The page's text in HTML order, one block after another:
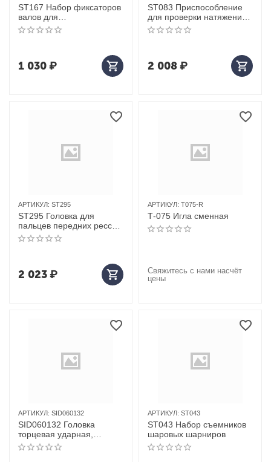
ST167 Набор фиксаторов
валов для
FORD/MAZDA/VOLVO
1 030₽
ST083 Приспособление
для проверки натяжения
ремней
2 008₽
АРТИКУЛ: ST295
ST295 Головка для
пальцев передних рессор
для SCANIA (3/4", 34мм Х
46мм)
2 023₽
АРТИКУЛ: T075-R
Т-075 Игла сменная
Свяжитесь с нами насчёт
цены
АРТИКУЛ: SID060132
SID060132 Головка
торцевая ударная,
глубокая ROSSVIK, 1",
32мм
АРТИКУЛ: ST043
ST043 Набор съемников
шаровых шарниров